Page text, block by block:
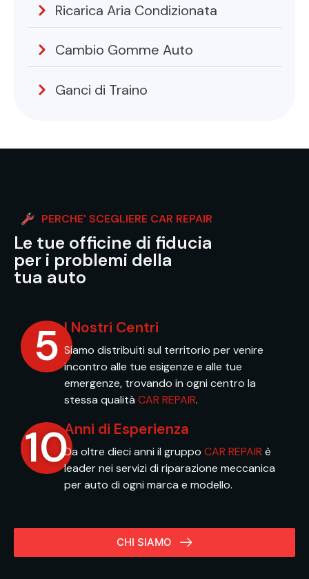
Ricarica Aria Condizionata
Cambio Gomme Auto
Ganci di Traino
PERCHE' SCEGLIERE CAR REPAIR
Le tue officine di fiducia
per i problemi della
tua auto
5 I Nostri Centri
Siamo distribuiti sul territorio per venire
incontro alle tue esigenze e alle tue
emergenze, trovando in ogni centro la
stessa qualità CAR REPAIR.
10Anni di Esperienza
Da oltre dieci anni il gruppo CAR REPAIR è
leader nei servizi di riparazione meccanica
per auto di ogni marca e modello.
CHI SIAMO